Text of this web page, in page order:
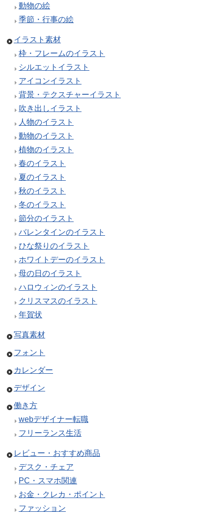
動物の絵
季節・行事の絵
イラスト素材
枠・フレームのイラスト
シルエットイラスト
アイコンイラスト
背景・テクスチャーイラスト
吹き出しイラスト
人物のイラスト
動物のイラスト
植物のイラスト
春のイラスト
夏のイラスト
秋のイラスト
冬のイラスト
節分のイラスト
バレンタインのイラスト
ひな祭りのイラスト
ホワイトデーのイラスト
母の日のイラスト
ハロウィンのイラスト
クリスマスのイラスト
年賀状
写真素材
フォント
カレンダー
デザイン
働き方
webデザイナー転職
フリーランス生活
レビュー・おすすめ商品
デスク・チェア
PC・スマホ関連
お金・クレカ・ポイント
ファッション